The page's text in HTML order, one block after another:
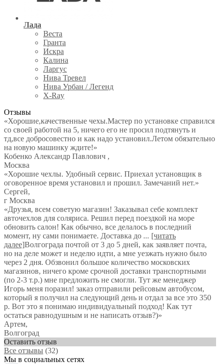
Лада
Веста
Гранта
Искра
Калина
Ларгус
Нива Тревел
Нива Урбан / Легенд
X-Ray
Отзывы
«Хорошие,качественные чехы.Мастер по установке справился
со своей работой на 5, ничего его не просил подтянуть и
тд,все добросовестно и как надо установил.Летом обязательно
на новую машинку ждите!»
Кобенко Александр Павлович ,
Москва
«Хорошие чехлы. Удобный сервис. Приехал установщик в
оговоренное время установил и прошил. Замечаний нет.»
Сергей,
г Москва
«Друзья, всем советую магазин! Заказывал себе комплект
авточехлов для соляриса. Решил перед поездкой на море
обновить салон! Как обычно, все делалось в последний
момент, ну сами понимаете. Доставка до ... [читать
далее]Волгограда почтой от 3 до 5 дней, как заявляет почта,
но на деле может и неделю идти, а мне уезжать нужно было
через 2 дня. Обзвонил большое количество московских
магазинов, ничего кроме срочной доставки транспортными
(по 2-3 т.р.) мне предложить не смогли. Тут же менеджер
Игорь меня поразил! заказ отправили рейсовым автобусом,
который я получил на следующий день и отдал за все это 350
р. Вот это я понимаю индивидуальный подход! Как тут
остаться равнодушным и не написать отзыв?)»
Артем,
Волгоград
Оставить отзыв
Все отзывы (32)
Мы в социальных сетях